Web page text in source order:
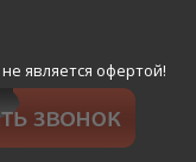
является офертой!